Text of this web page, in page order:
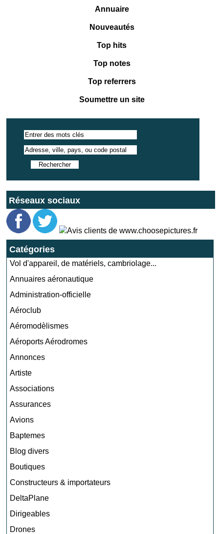
Annuaire
Nouveautés
Top hits
Top notes
Top referrers
Soumettre un site
Réseaux sociaux
Catégories
Vol d'appareil, de matériels, cambriolage...
Annuaires aéronautique
Administration-officielle
Aéroclub
Aéromodèlismes
Aéroports Aérodromes
Annonces
Artiste
Associations
Assurances
Avions
Baptemes
Blog divers
Boutiques
Constructeurs & importateurs
DeltaPlane
Dirigeables
Drones